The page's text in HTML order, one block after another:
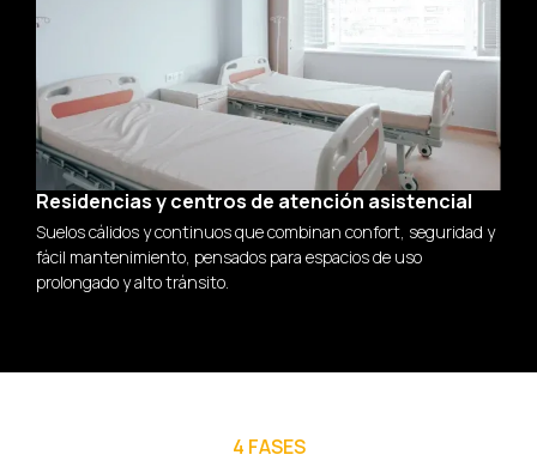
Residencias y centros de atención asistencial
Suelos cálidos y continuos que combinan confort, seguridad y
fácil mantenimiento, pensados para espacios de uso
prolongado y alto tránsito.
4 FASES